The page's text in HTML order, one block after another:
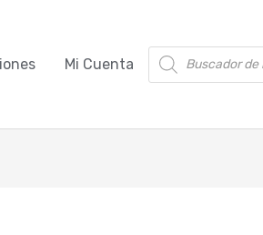
Mi Cuenta
Búsqueda
de
productos